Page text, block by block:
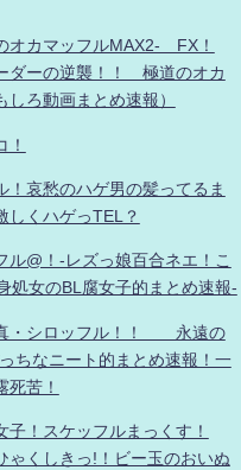
オカマッフルMAX2- FX！
ダーの逆襲！！ 極道のオカ
しろ動画まとめ速報）
！
！哀愁のハゲ男の髪ってるま
しくハゲっTEL？
ル@！-レズっ娘百合ネエ！こ
処女のBL腐女子的まとめ速報-
・シロッフル！！ 永遠の
ちなニート的まとめ速報！一
死苦！
子！スケッフルまっくす！
ゃくしきっ!！ビー玉のおいぬ